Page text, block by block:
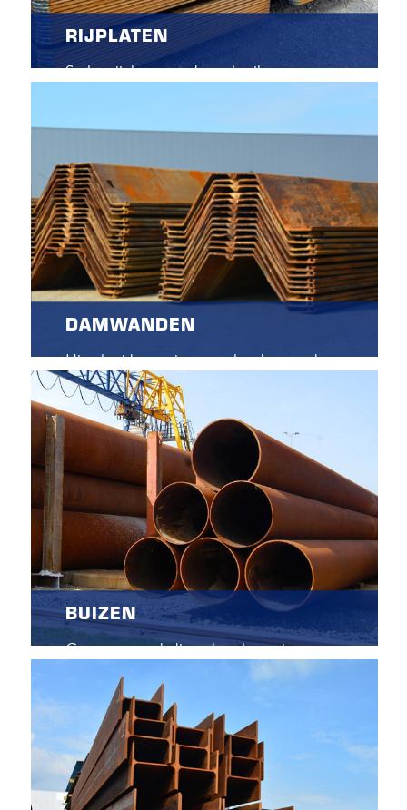
RIJPLATEN
Stalen rijplaten worden gebruikt om
ondergrond. Nu tijdelijk te huur voor een
project of evenement!
DAMWANDEN
Uitgebreid assortiment stalen damwanden,
in vele soorten en maten!
Voor o.a. de grond-, weg-, en waterbouw
als oeverbescherming langs een kanaal,
kademuur of in een bouwput.
BUIZEN
Grote voorraad, direct leverbare nieuwe en
gebruikte stalen buizen.
Verkrijgbaar in afmetingen vanaf 114,3 mm
tot 1420 mm.